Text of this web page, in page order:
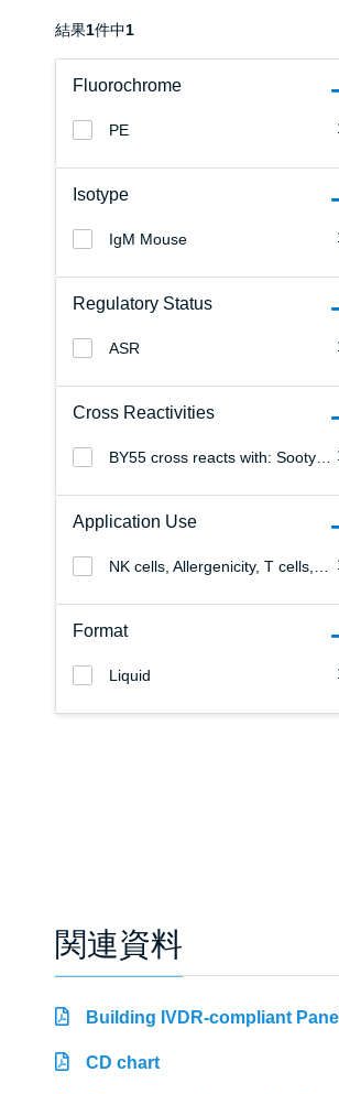
Fluorochrome
PE
Isotype
IgM Mouse
Regulatory Status
ASR
Cross Reactivities
BY55 cross reacts with: Sooty Mangabey.
Application Use
NK cells, Allergenicity, T cells, B cells
Format
Liquid
結果1件中1
関連資料
Building IVDR-compliant
CD chart